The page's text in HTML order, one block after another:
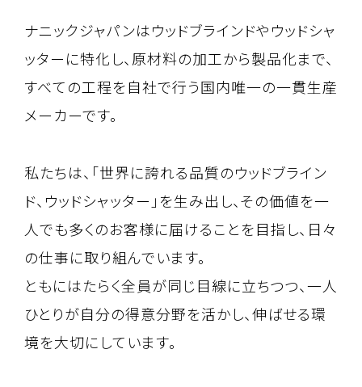
ナニックジャパンはウッドブラインドやウッドシャ
ッターに特化し、原材料の加工から製品化まで、
すべての工程を自社で行う国内唯一の一貫生産
メーカーです。
私たちは、「世界に誇れる品質のウッドブライン
ド、ウッドシャッター」を生み出し、その価値を一
人でも多くのお客様に届けることを目指し、日々
の仕事に取り組んでいます。
ともにはたらく全員が同じ目線に立ちつつ、一人
ひとりが自分の得意分野を活かし、伸ばせる環
境を大切にしています。